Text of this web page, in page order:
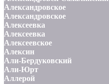
Александровское
Александровское
Алексеевка
Алексеевка
Алексеевское
Алексин
Али-Бердуковский
Али-Юрт
Аллерой